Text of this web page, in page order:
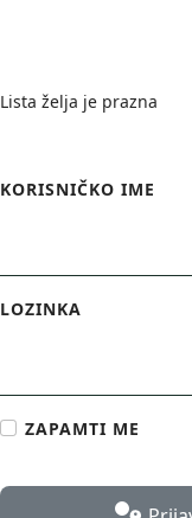
Lista želja je prazna
KORISNIČKO IME
LOZINKA
ZAPAMTI ME